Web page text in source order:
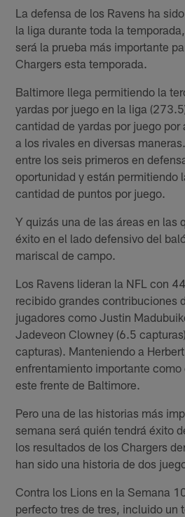
La defensa de los Ravens ha
la liga durante toda la
será la prueba más importante
Chargers esta temporada.
Baltimore llega permitiendo la
yardas por juego en la liga
cantidad de yardas por juego
a los rivales en diversas
entre los seis primeros en
oportunidad y están permitiendo
cantidad de puntos por juego.
Y quizás una de las áreas en las
éxito en el lado defensivo del
mariscal de campo.
Los Ravens lideran la NFL con
recibido grandes contribuciones
jugadores como Justin
Jadeveon Clowney (6.5
capturas). Manteniendo a
enfrentamiento importante
este frente de Baltimore.
Pero una de las historias más
semana será quién tendrá éxito
los resultados de los Chargers
han sido una historia de dos
Contra los Lions en la Semana
perfecto tres de tres, incluido un